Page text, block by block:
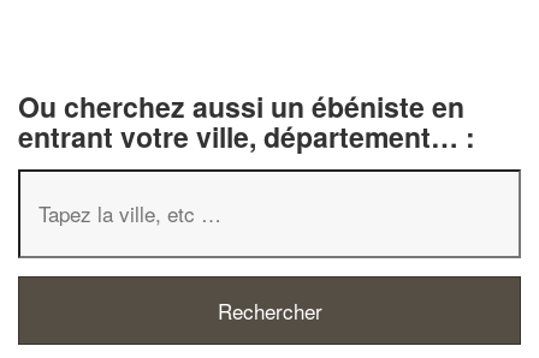
Ou cherchez aussi un ébéniste en
entrant votre ville, département… :